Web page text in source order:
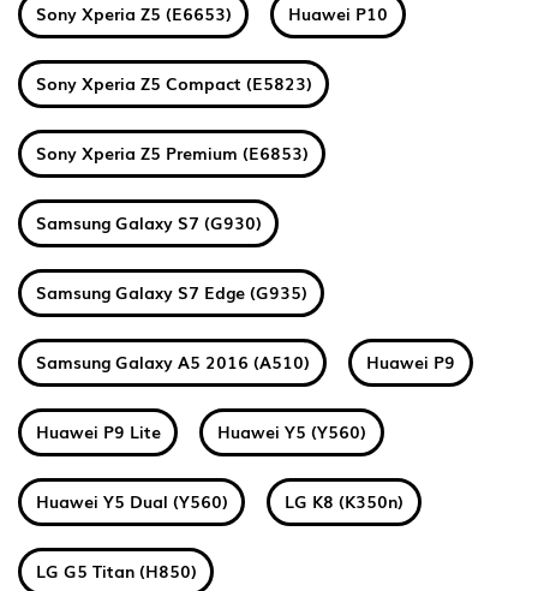
Sony Xperia Z5 (E6653) Huawei P10
Sony Xperia Z5 Compact (E5823)
Sony Xperia Z5 Premium (E6853)
Samsung Galaxy S7 (G930)
Samsung Galaxy S7 Edge (G935)
Samsung Galaxy A5 2016 (A510) Huawei P9
Huawei P9 Lite Huawei Y5 (Y560)
Huawei Y5 Dual (Y560) LG K8 (K350n)
LG G5 Titan (H850)